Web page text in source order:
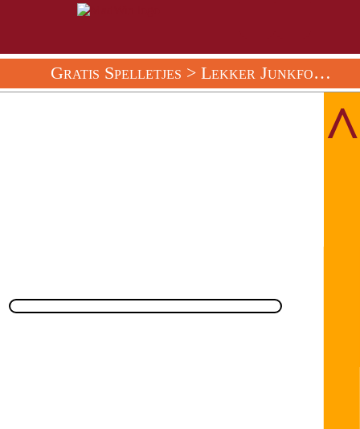
Gratis Spelletjes > Lekker Junkfood